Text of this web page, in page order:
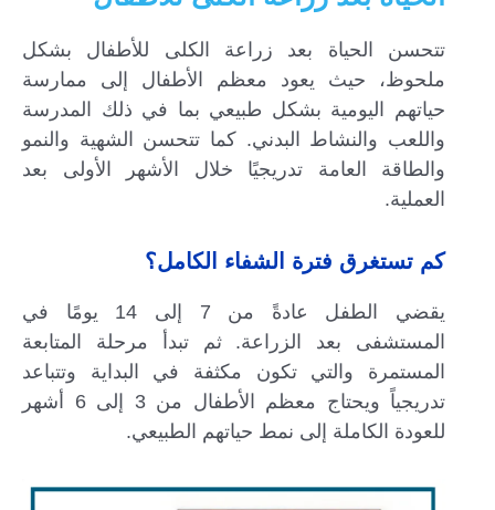
تتحسن الحياة بعد زراعة الكلى للأطفال بشكل
ملحوظ، حيث يعود معظم الأطفال إلى ممارسة
حياتهم اليومية بشكل طبيعي بما في ذلك المدرسة
واللعب والنشاط البدني. كما تتحسن الشهية والنمو
والطاقة العامة تدريجيًا خلال الأشهر الأولى بعد
العملية.
كم تستغرق فترة الشفاء الكامل؟
يقضي الطفل عادةً من 7 إلى 14 يومًا في
المستشفى بعد الزراعة. ثم تبدأ مرحلة المتابعة
المستمرة والتي تكون مكثفة في البداية وتتباعد
تدريجياً ويحتاج معظم الأطفال من 3 إلى 6 أشهر
للعودة الكاملة إلى نمط حياتهم الطبيعي.